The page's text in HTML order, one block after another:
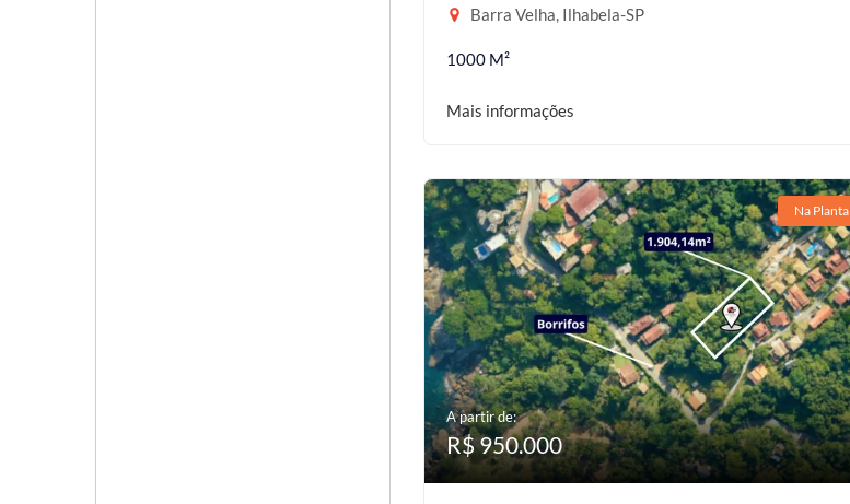
Barra Velha, Ilhabela-SP
1000 M²
Mais informações
Na Planta
A partir de:
R$ 950.000